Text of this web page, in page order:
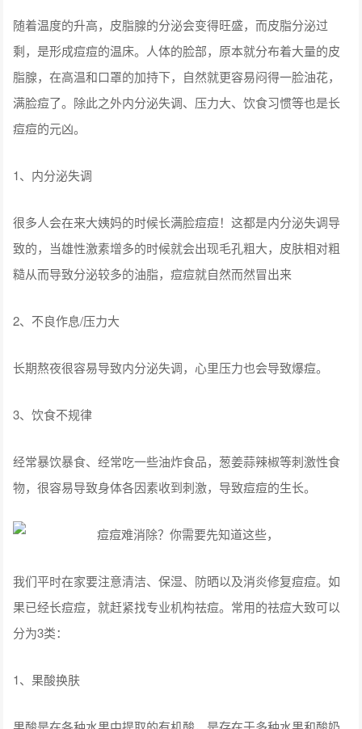
随着温度的升高，皮脂腺的分泌会变得旺盛，而皮脂分泌过
剩，是形成痘痘的温床。人体的脸部，原本就分布着大量的皮
脂腺，在高温和口罩的加持下，自然就更容易闷得一脸油花，
满脸痘了。除此之外内分泌失调、压力大、饮食习惯等也是长
痘痘的元凶。
1、内分泌失调
很多人会在来大姨妈的时候长满脸痘痘！这都是内分泌失调导
致的，当雄性激素增多的时候就会出现毛孔粗大，皮肤相对粗
糙从而导致分泌较多的油脂，痘痘就自然而然冒出来
2、不良作息/压力大
长期熬夜很容易导致内分泌失调，心里压力也会导致爆痘。
3、饮食不规律
经常暴饮暴食、经常吃一些油炸食品，葱姜蒜辣椒等刺激性食
物，很容易导致身体各因素收到刺激，导致痘痘的生长。
我们平时在家要注意清洁、保湿、防晒以及消炎修复痘痘。如
果已经长痘痘，就赶紧找专业机构祛痘。常用的祛痘大致可以
分为3类：
1、果酸换肤